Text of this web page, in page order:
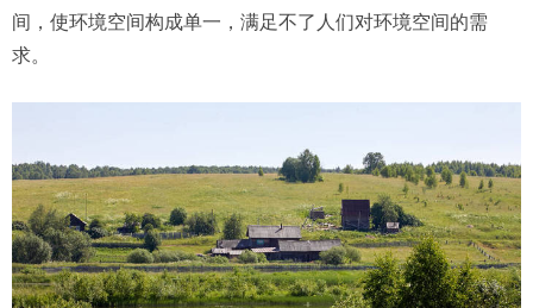
间，使环境空间构成单一，满足不了人们对环境空间的需
求。